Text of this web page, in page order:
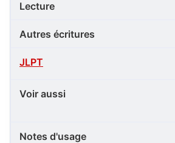
Lecture
Autres écritures
JLPT
Voir aussi
Notes d'usage